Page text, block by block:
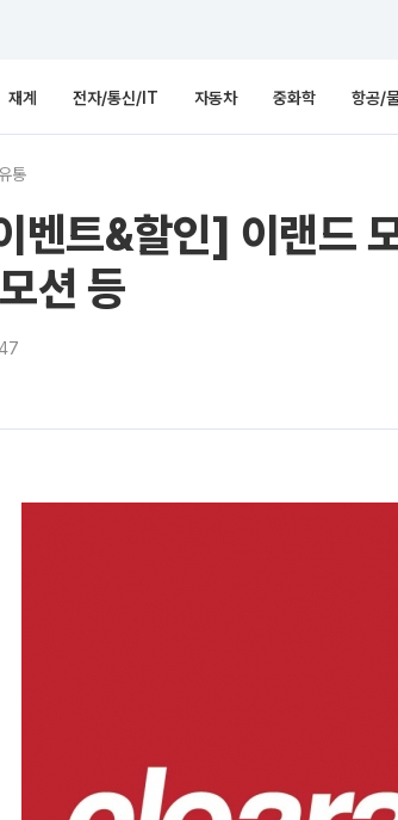
재계 전자/통신/IT 자동차 중화학 항공/
통
벤트&할인] 이랜드
션 등